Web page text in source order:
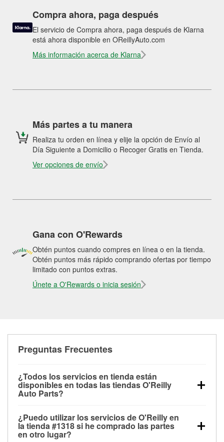
Compra ahora, paga después
El servicio de Compra ahora, paga después de Klarna
está ahora disponible en OReillyAuto.com
Más información acerca de Klarna
Más partes a tu manera
Realiza tu orden en línea y elije la opción de Envío al
Día Siguiente a Domicilio o Recoger Gratis en Tienda.
Ver opciones de envío
Gana con O'Rewards
Obtén puntos cuando compres en línea o en la tienda.
Obtén puntos más rápido comprando ofertas por tiempo
limitado con puntos extras.
Únete a O'Rewards o inicia sesión
Preguntas Frecuentes
¿Todos los servicios en tienda están
disponibles en todas las tiendas O'Reilly
Auto Parts?
las pruebas de batería, pruebas de alternador y
motor de arranque, revisión de la luz “Check Engine”
¿Puedo utilizar los servicios de O'Reilly en
la tienda #1318 si he comprado las partes
en otro lugar?